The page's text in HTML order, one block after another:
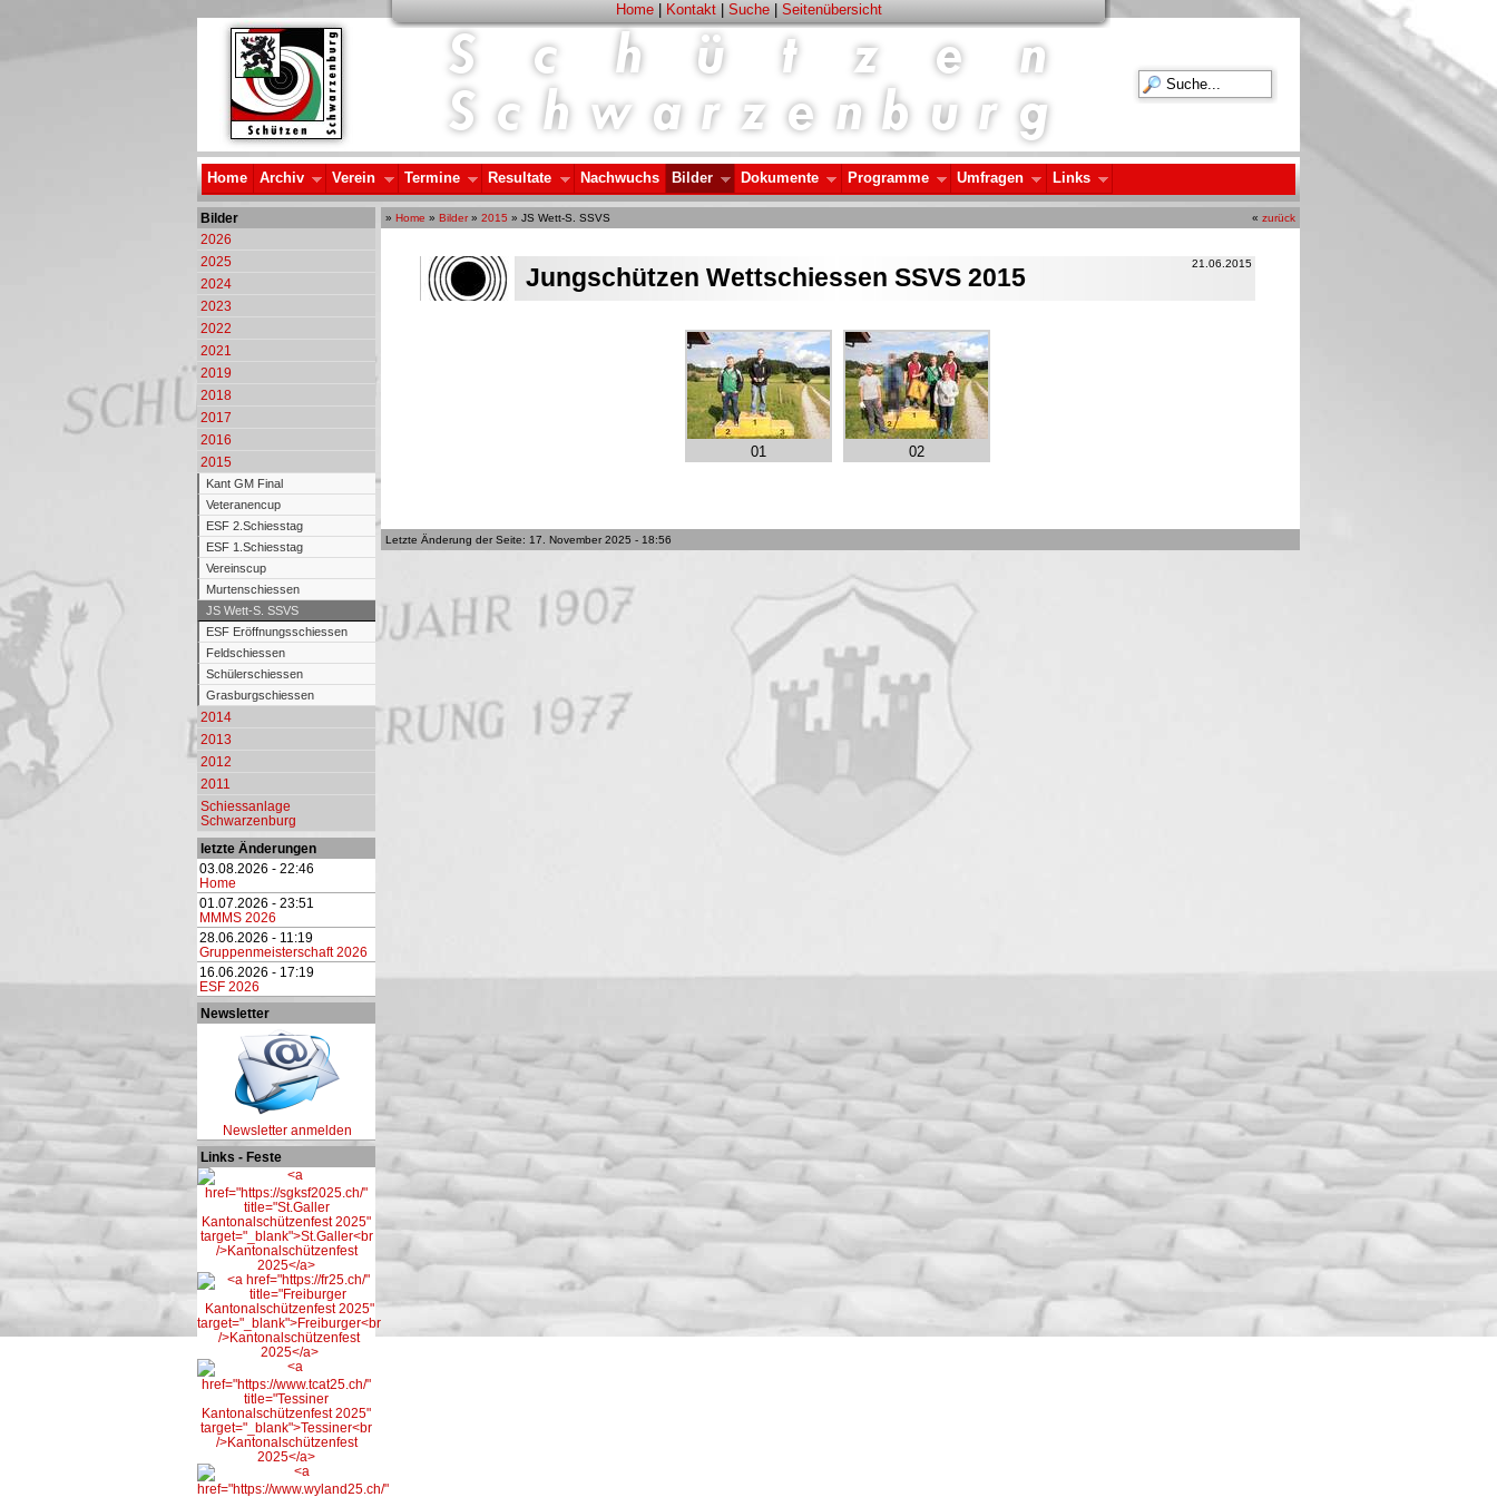
Home| Kontakt| Suche| Seitenübersicht
Home Archiv Verein Termine Resultate Nachwuchs Bilder Dokumente Programme Umfragen Links
Bilder
2026
2025
2024
2023
2022
2021
2019
2018
2017
2016
2015
Kant GM Final
Veteranencup
ESF 2.Schiesstag
ESF 1.Schiesstag
Vereinscup
Murtenschiessen
JS Wett-S. SSVS
ESF Eröffnungsschiessen
Feldschiessen
Schülerschiessen
Grasburgschiessen
2014
2013
2012
2011
Schiessanlage
Schwarzenburg
letzte Änderungen
03.08.2026 - 22:46
Home
01.07.2026 - 23:51
MMMS 2026
28.06.2026 - 11:19
Gruppenmeisterschaft 2026
16.06.2026 - 17:19
ESF 2026
Newsletter
Newsletter anmelden
Links - Feste
» Home » Bilder» 2015 » JS Wett-S. SSVS « zurück
21.06.2015
Jungschützen Wettschiessen SSVS 2015
01 02
Letzte Änderung der Seite: 17. November 2025 - 18:56